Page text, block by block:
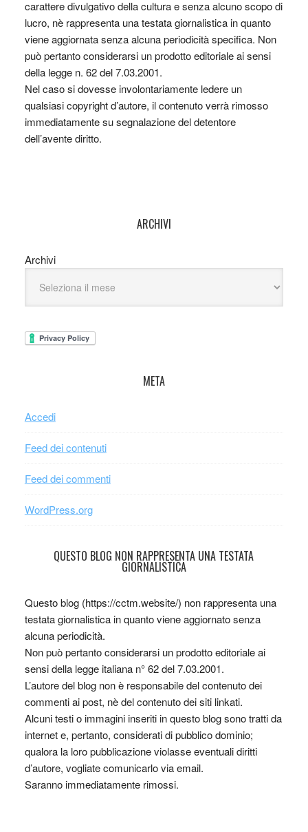
carattere divulgativo della cultura e senza alcuno scopo di
lucro, nè rappresenta una testata giornalistica in quanto
viene aggiornata senza alcuna periodicità specifica. Non
può pertanto considerarsi un prodotto editoriale ai sensi
della legge n. 62 del 7.03.2001.
Nel caso si dovesse involontariamente ledere un
qualsiasi copyright d’autore, il contenuto verrà rimosso
immediatamente su segnalazione del detentore
dell’avente diritto.
ARCHIVI
Archivi
META
Accedi
Feed dei contenuti
Feed dei commenti
WordPress.org
QUESTO BLOG NON RAPPRESENTA UNA TESTATA
GIORNALISTICA
Questo blog (https://cctm.website/) non rappresenta una
testata giornalistica in quanto viene aggiornato senza
alcuna periodicità.
Non può pertanto considerarsi un prodotto editoriale ai
sensi della legge italiana n° 62 del 7.03.2001.
L’autore del blog non è responsabile del contenuto dei
commenti ai post, nè del contenuto dei siti linkati.
Alcuni testi o immagini inseriti in questo blog sono tratti da
internet e, pertanto, considerati di pubblico dominio;
qualora la loro pubblicazione violasse eventuali diritti
d’autore, vogliate comunicarlo via email.
Saranno immediatamente rimossi.